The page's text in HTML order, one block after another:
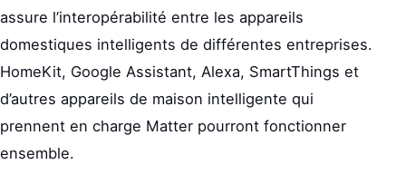
assure l’interopérabilité entre les appareils
domestiques intelligents de différentes entreprises.
HomeKit, Google Assistant, Alexa, SmartThings et
d’autres appareils de maison intelligente qui
prennent en charge Matter pourront fonctionner
ensemble.